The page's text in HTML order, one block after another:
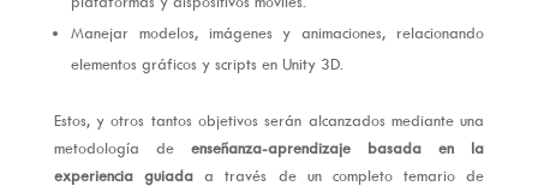
Manejar modelos, imágenes y animaciones, relacionando
elementos gráficos y scripts en Unity 3D.
Estos, y otros tantos objetivos serán alcanzados mediante una
metodología de enseñanza-aprendizaje basada en la
experiencia guiadaa través de un completo temario de